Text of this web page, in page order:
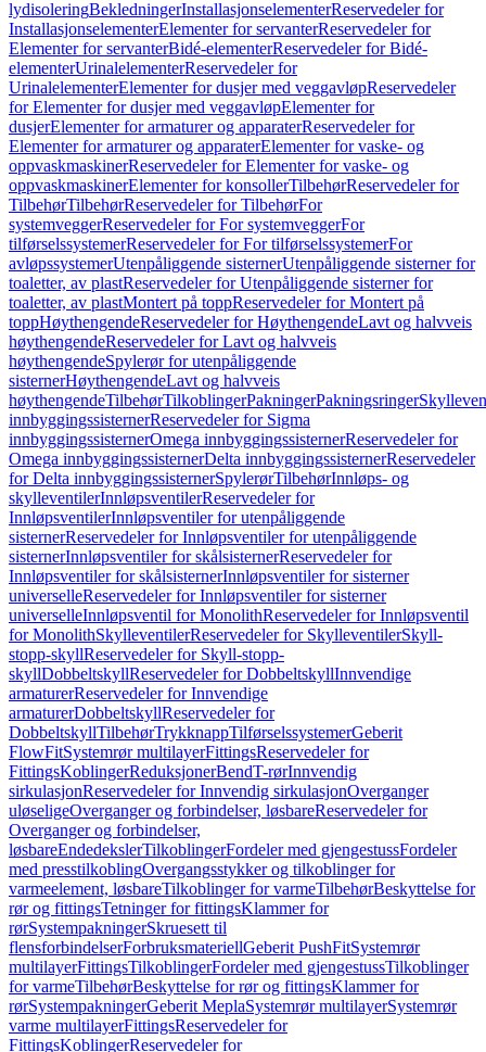
lydisoleringBekledningerInstallasjonselementerReservedeler for
InstallasjonselementerElementer for servanterReservedeler for
Elementer for servanterBidé-elementerReservedeler for Bidé-
elementerUrinalelementerReservedeler for
UrinalelementerElementer for dusjer med veggavløpReservedeler
for Elementer for dusjer med veggavløpElementer for
dusjerElementer for armaturer og apparaterReservedeler for
Elementer for armaturer og apparaterElementer for vaske- og
oppvaskmaskinerReservedeler for Elementer for vaske- og
oppvaskmaskinerElementer for konsollerTilbehørReservedeler for
TilbehørTilbehørReservedeler for TilbehørFor
systemveggerReservedeler for For systemveggerFor
tilførselssystemerReservedeler for For tilførselssystemerFor
avløpssystemerUtenpåliggende sisternerUtenpåliggende sisterner for
toaletter, av plastReservedeler for Utenpåliggende sisterner for
toaletter, av plastMontert på toppReservedeler for Montert på
toppHøythengendeReservedeler for HøythengendeLavt og halvveis
høythengendeReservedeler for Lavt og halvveis
høythengendeSpylerør for utenpåliggende
sisternerHøythengendeLavt og halvveis
høythengendeTilbehørTilkoblingerPakningerPakningsringer
innbyggingssisternerReservedeler for Sigma
innbyggingssisternerOmega innbyggingssisternerReservedeler for
Omega innbyggingssisternerDelta innbyggingssisternerReservedeler
for Delta innbyggingssisternerSpylerørTilbehørInnløps- og
skylleventilerInnløpsventilerReservedeler for
InnløpsventilerInnløpsventiler for utenpåliggende
sisternerReservedeler for Innløpsventiler for utenpåliggende
sisternerInnløpsventiler for skålsisternerReservedeler for
Innløpsventiler for skålsisternerInnløpsventiler for sisterner
universelleReservedeler for Innløpsventiler for sisterner
universelleInnløpsventil for MonolithReservedeler for Innløpsventil
for MonolithSkylleventilerReservedeler for SkylleventilerSkyll-
stopp-skyllReservedeler for Skyll-stopp-
skyllDobbeltskyllReservedeler for DobbeltskyllInnvendige
armaturerReservedeler for Innvendige
armaturerDobbeltskyllReservedeler for
DobbeltskyllTilbehørTrykknappTilførselssystemerGeberit
FlowFitSystemrør multilayerFittingsReservedeler for
FittingsKoblingerReduksjonerBendT-rørInnvendig
sirkulasjonReservedeler for Innvendig sirkulasjonOverganger
uløseligeOverganger og forbindelser, løsbareReservedeler for
Overganger og forbindelser,
løsbareEndedekslerTilkoblingerFordeler med gjengestussFordeler
med presstilkoblingOvergangsstykker og tilkoblinger for
varmeelement, løsbareTilkoblinger for varmeTilbehørBeskyttelse for
rør og fittingsTetninger for fittingsKlammer for
rørSystempakningerSkruesett til
flensforbindelserForbruksmateriellGeberit PushFitSystemrør
multilayerFittingsTilkoblingerFordeler med gjengestussTilkoblinger
for varmeTilbehørBeskyttelse for rør og fittingsKlammer for
rørSystempakningerGeberit MeplaSystemrør multilayerSystemrør
varme multilayerFittingsReservedeler for
FittingsKoblingerReservedeler for